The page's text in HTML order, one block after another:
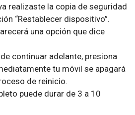
realizaste la copia de seguridad
“Restablecer dispositivo”.
una opción que dice
continuar adelante, presiona
tu móvil se apagará
de reinicio.
puede durar de 3 a 10